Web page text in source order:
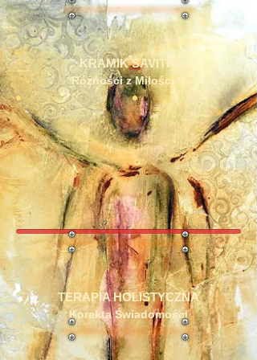
KRAMIK SAVITRI
Różności z Miłości :)
TERAPIA HOLISTYCZNA
Korekta Świadomości